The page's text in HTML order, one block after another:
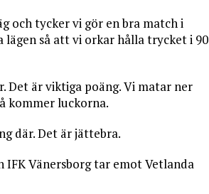
och tycker vi gör en bra match i
lägen så att vi orkar hålla trycket i 90
Det är viktiga poäng. Vi matar ner
kommer luckorna.
där. Det är jättebra.
IFK Vänersborg tar emot Vetlanda